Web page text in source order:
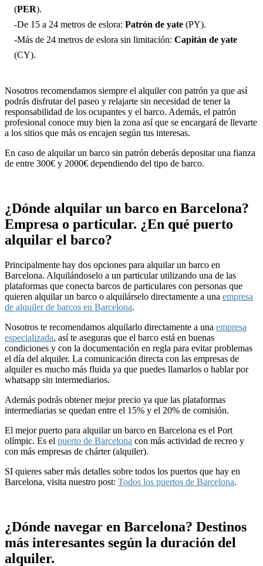
(PER).
-De 15 a 24 metros de eslora: Patrón de yate (PY).
-Más de 24 metros de eslora sin limitación: Capitán de yate
(CY).
Nosotros recomendamos siempre el alquiler con patrón ya que así
podrás disfrutar del paseo y relajarte sin necesidad de tener la
responsabilidad de los ocupantes y el barco. Además, el patrón
profesional conoce muy bien la zona así que se encargará de llevarte
a los sitios que más os encajen según tus interesas.
En caso de alquilar un barco sin patrón deberás depositar una fianza
de entre 300€ y 2000€ dependiendo del tipo de barco.
¿Dónde alquilar un barco en Barcelona?
Empresa o particular. ¿En qué puerto
alquilar el barco?
Principalmente hay dos opciones para alquilar un barco en
Barcelona. Alquilándoselo a un particular utilizando una de las
plataformas que conecta barcos de particulares con personas que
quieren alquilar un barco o alquilárselo directamente a una empresa
de alquiler de barcos en Barcelona.
Nosotros te recomendamos alquilarlo directamente a una empresa
especializada, así te aseguras que el barco está en buenas
condiciones y con la documentación en regla para evitar problemas
el día del alquiler. La comunicación directa con las empresas de
alquiler es mucho más fluida ya que puedes llamarlos o hablar por
whatsapp sin intermediarios.
Además podrás obtener mejor precio ya que las plataformas
intermediarias se quedan entre el 15% y el 20% de comisión.
El mejor puerto para alquilar un barco en Barcelona es el Port
olímpic. Es el puerto de Barcelona con más actividad de recreo y
con más empresas de chárter (alquiler).
SI quieres saber más detalles sobre todos los puertos que hay en
Barcelona, visita nuestro post: Todos los puertos de Barcelona.
¿Dónde navegar en Barcelona? Destinos
más interesantes según la duración del
alquiler.